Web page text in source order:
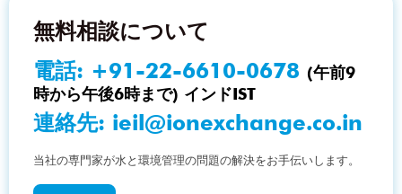
無料相談について
電話: +91-22-6610-0678 (午前9
時から午後6時まで) インドIST
連絡先: ieil@ionexchange.co.in
当社の専門家が水と環境管理の問題の解決をお手伝いします。